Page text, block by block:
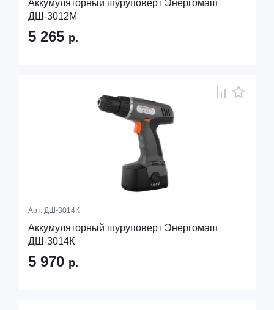
Аккумуляторный шуруповерт Энергомаш
ДШ-3012М
5 265 р.
Арт. ДШ-3014К
Аккумуляторный шуруповерт Энергомаш
ДШ-3014К
5 970 р.